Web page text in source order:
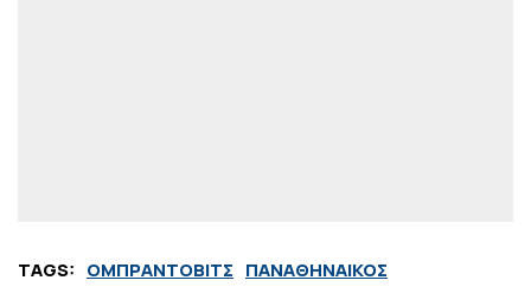
TAGS: ΟΜΠΡΑΝΤΟΒΙΤΣ ΠΑΝΑΘΗΝΑΙΚΟΣ